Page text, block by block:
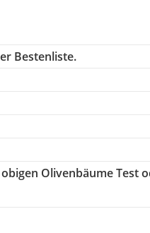
Bestenliste.
Olivenbäume Test